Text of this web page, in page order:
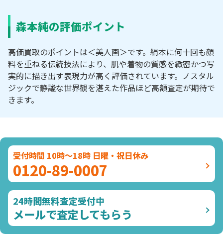
森本純の評価ポイント
高価買取のポイントは＜美人画＞です。絹本に何十回も顔
料を重ねる伝統技法により、肌や着物の質感を緻密かつ写
実的に描き出す表現力が高く評価されています。ノスタル
ジックで静謐な世界観を湛えた作品ほど高額査定が期待で
きます。
受付時間 10時～18時 日曜・祝日休み
0120-89-0007
24時間無料査定受付中
メールで査定してもらう